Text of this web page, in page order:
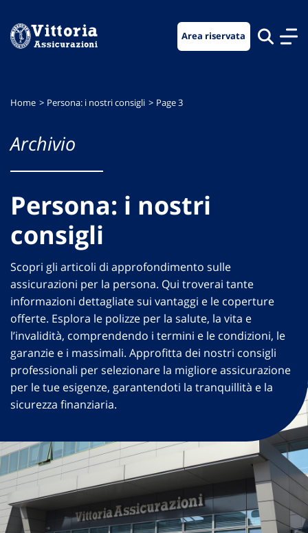
menu
contenuto
footer
Area riservata
Home Persona: i nostri consigli Page 3
Archivio
Persona: i nostri
consigli
Scopri gli articoli di approfondimento sulle
assicurazioni per la persona. Qui troverai tante
informazioni dettagliate sui vantaggi e le coperture
offerte. Esplora le polizze per la salute, la vita e
l’invalidità, comprendendo i termini e le condizioni, le
garanzie e i massimali. Approfitta dei nostri consigli
professionali per selezionare la migliore assicurazione
per le tue esigenze, garantendoti la tranquillità e la
sicurezza finanziaria.